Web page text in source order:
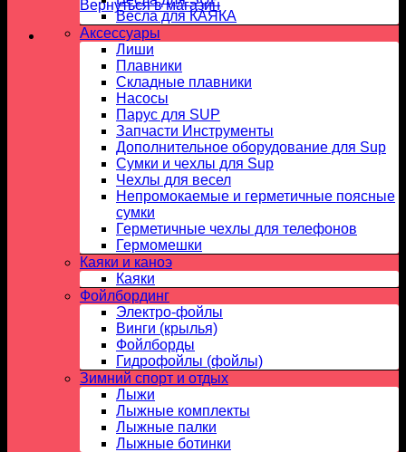
Вернуться в магазин
Весла для КАЯКА
Аксессуары
Лиши
Плавники
Складные плавники
Насосы
Парус для SUP
Запчасти Инструменты
Дополнительное оборудование для Sup
Сумки и чехлы для Sup
Чехлы для весел
Непромокаемые и герметичные поясные
сумки
Герметичные чехлы для телефонов
Гермомешки
Каяки и каноэ
Каяки
Фойлбординг
Электро-фойлы
Винги (крылья)
Фойлборды
Гидрофойлы (фойлы)
Зимний спорт и отдых
Лыжи
Лыжные комплекты
Лыжные палки
Лыжные ботинки